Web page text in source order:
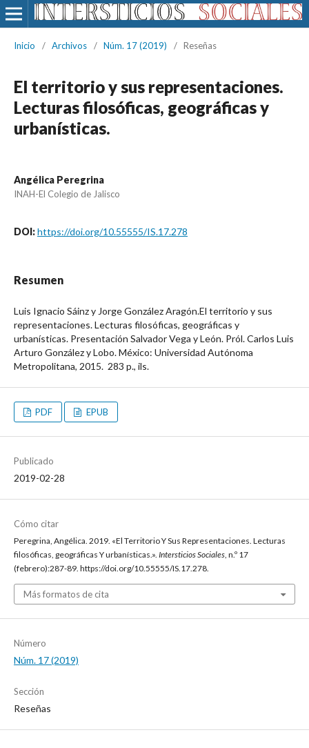
Inicio / Archivos / Núm. 17 (2019) / Reseñas
El territorio y sus representaciones.
Lecturas filosóficas, geográficas y
urbanísticas.
Angélica Peregrina
INAH-El Colegio de Jalisco
DOI:https://doi.org/10.55555/IS.17.278
Resumen
Luis Ignacio Sáinz y Jorge González Aragón.El territorio y sus
representaciones. Lecturas filosóficas, geográficas y
urbanísticas. Presentación Salvador Vega y León. Pról. Carlos Luis
Arturo González y Lobo. México: Universidad Autónoma
Metropolitana, 2015. 283 p., ils.
PDF EPUB
Publicado
2019-02-28
Cómo citar
Peregrina, Angélica. 2019. «El Territorio Y Sus Representaciones. Lecturas
filosóficas, geográficas Y urbanísticas.». Intersticios Sociales, n.º 17
(febrero):287-89. https://doi.org/10.55555/IS.17.278.
Más formatos de cita
Número
Núm. 17 (2019)
Sección
Reseñas